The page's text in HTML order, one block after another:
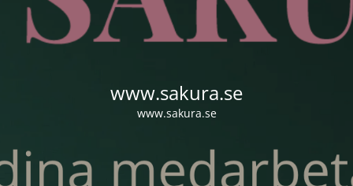
www.sakura.se
www.sakura.se